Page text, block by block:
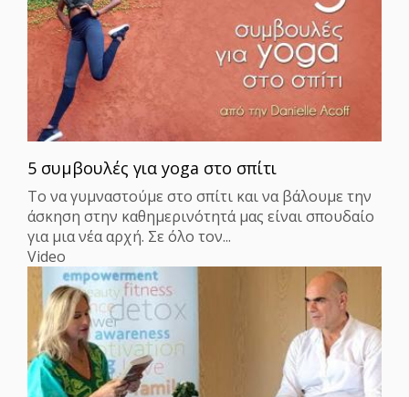
5 συμβουλές για yoga στο σπίτι
Το να γυμναστούμε στο σπίτι και να βάλουμε την
άσκηση στην καθημερινότητά μας είναι σπουδαίο
για μια νέα αρχή. Σε όλο τον...
Video